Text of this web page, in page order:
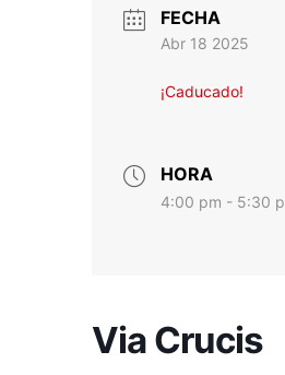
FECHA
Abr 18 2025
¡Caducado!
HORA
4:00 pm - 5:30
Via Crucis